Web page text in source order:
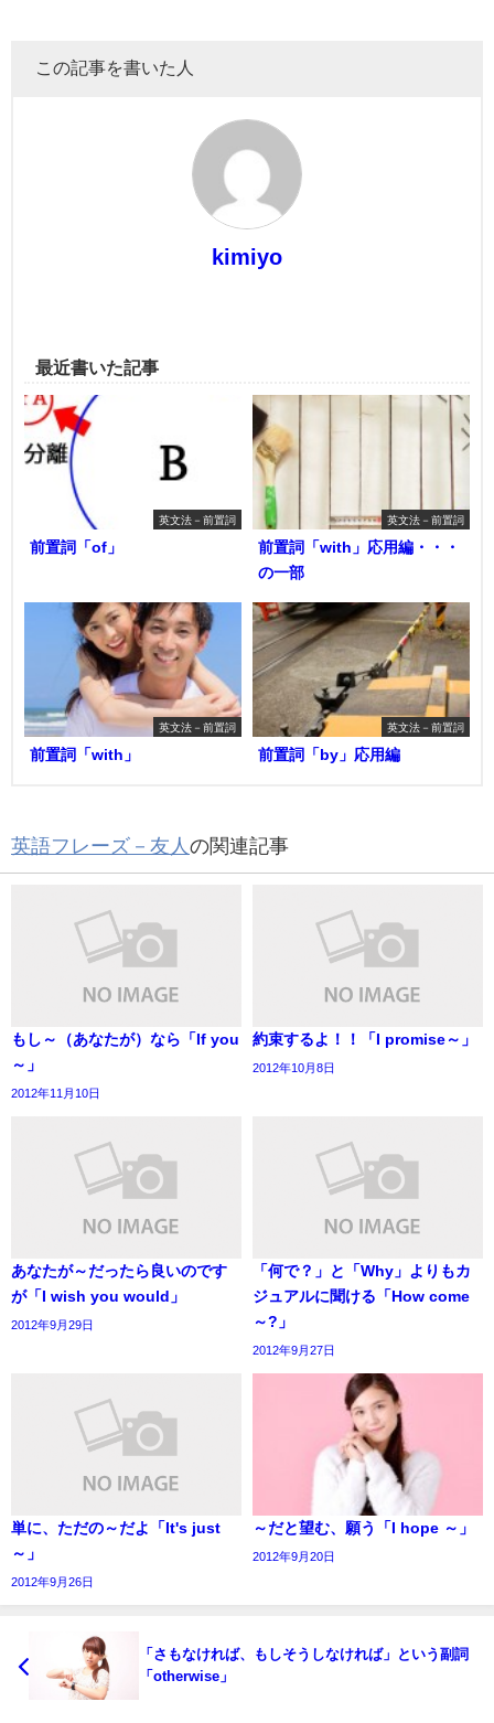
この記事を書いた人
kimiyo
最近書いた記事
英文法－前置詞
前置詞「of」
英文法－前置詞
前置詞「with」応用編・・・
の一部
英文法－前置詞
前置詞「with」
英文法－前置詞
前置詞「by」応用編
英語フレーズ－友人 の関連記事
もし～（あなたが）なら「If you
～」
2012年11月10日
約束するよ！！「I promise～」
2012年10月8日
あなたが～だったら良いのです
が「I wish you would」
2012年9月29日
「何で？」と「Why」よりもカ
ジュアルに聞ける「How come
～?」
2012年9月27日
単に、ただの～だよ「It's just
～」
2012年9月26日
～だと望む、願う「I hope ～」
2012年9月20日
「さもなければ、もしそうしなければ」という副詞
「otherwise」